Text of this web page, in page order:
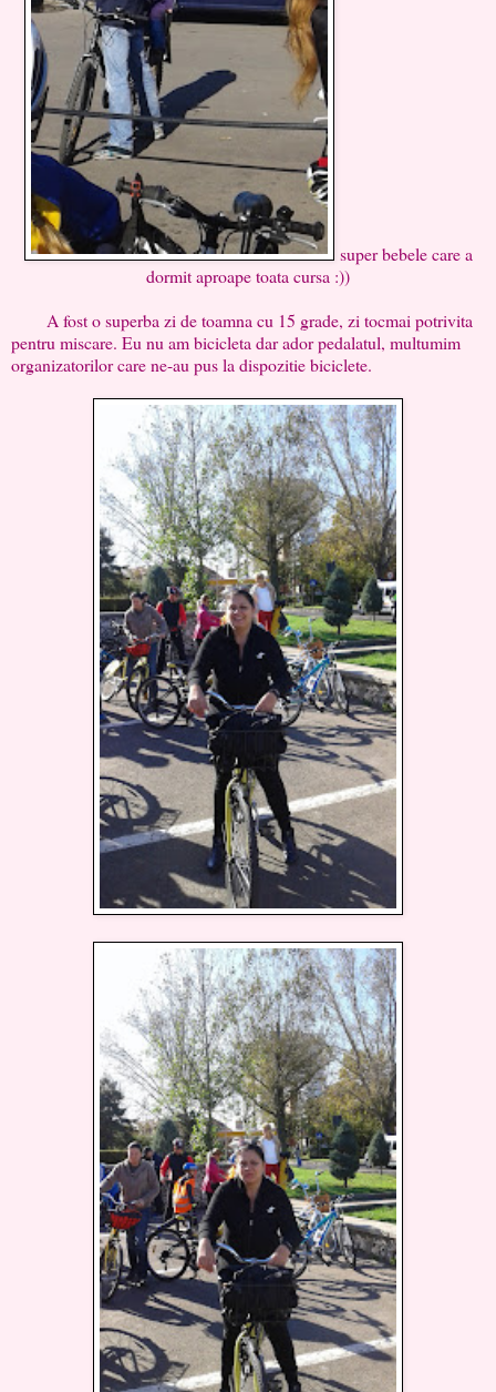
super bebele care a
dormit aproape toata cursa :))
A fost o superba zi de toamna cu 15 grade, zi tocmai potrivita
pentru miscare. Eu nu am bicicleta dar ador pedalatul, multumim
organizatorilor care ne-au pus la dispozitie biciclete.